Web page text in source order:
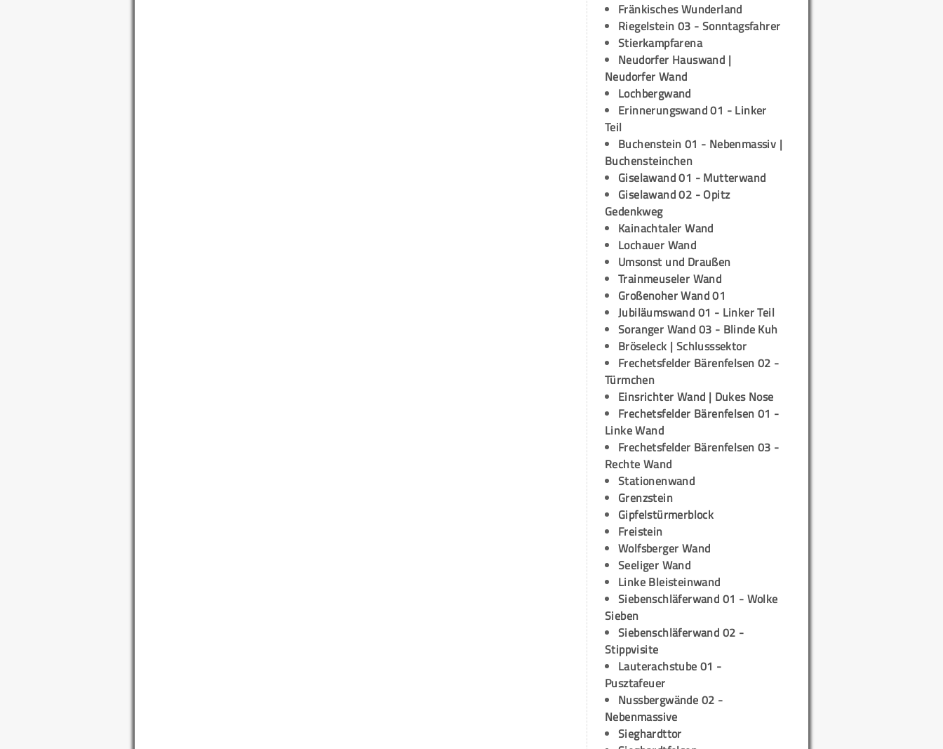
Fränkisches Wunderland
Riegelstein 03 - Sonntagsfahrer
Stierkampfarena
Neudorfer Hauswand |
Neudorfer Wand
Lochbergwand
Erinnerungswand 01 - Linker
Teil
Buchenstein 01 - Nebenmassiv |
Buchensteinchen
Giselawand 01 - Mutterwand
Giselawand 02 - Opitz
Gedenkweg
Kainachtaler Wand
Lochauer Wand
Umsonst und Draußen
Trainmeuseler Wand
Großenoher Wand 01
Jubiläumswand 01 - Linker Teil
Soranger Wand 03 - Blinde Kuh
Bröseleck | Schlusssektor
Frechetsfelder Bärenfelsen 02 -
Türmchen
Einsrichter Wand | Dukes Nose
Frechetsfelder Bärenfelsen 01 -
Linke Wand
Frechetsfelder Bärenfelsen 03 -
Rechte Wand
Stationenwand
Grenzstein
Gipfelstürmerblock
Freistein
Wolfsberger Wand
Seeliger Wand
Linke Bleisteinwand
Siebenschläferwand 01 - Wolke
Sieben
Siebenschläferwand 02 -
Stippvisite
Lauterachstube 01 -
Pusztafeuer
Nussbergwände 02 -
Nebenmassive
Sieghardttor